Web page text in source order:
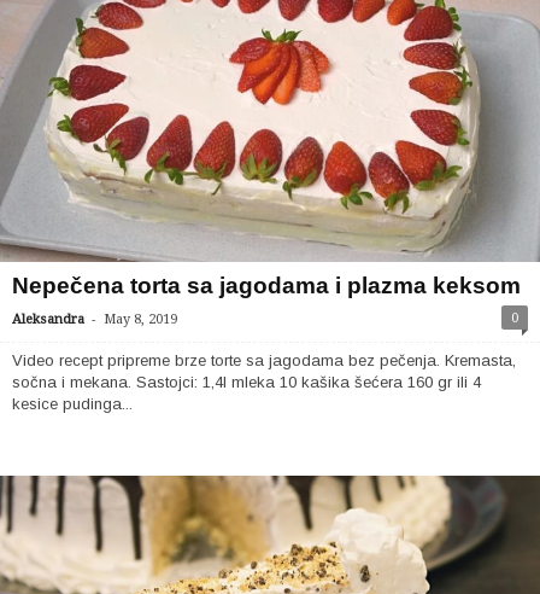
Nepečena torta sa jagodama i plazma keksom
Aleksandra - May 8, 2019 0
Video recept pripreme brze torte sa jagodama bez pečenja. Kremasta,
sočna i mekana. Sastojci: 1,4l mleka 10 kašika šećera 160 gr ili 4
kesice pudinga...